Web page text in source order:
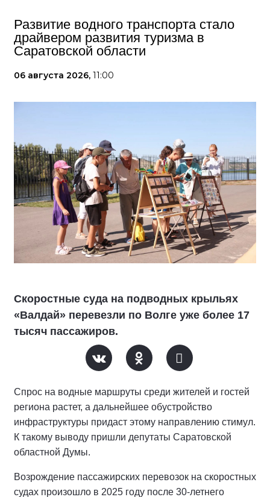
Развитие водного транспорта стало
драйвером развития туризма в
Саратовской области
06 августа 2026, 11:00
Скоростные суда на подводных крыльях
«Валдай» перевезли по Волге уже более 17
тысяч пассажиров.
Спрос на водные маршруты среди жителей и гостей
региона растет, а дальнейшее обустройство
инфраструктуры придаст этому направлению стимул.
К такому выводу пришли депутаты Саратовской
областной Думы.
Возрождение пассажирских перевозок на скоростных
судах произошло в 2025 году после 30-летнего